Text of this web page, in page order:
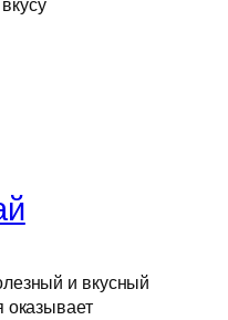
и вкусный
оказывает